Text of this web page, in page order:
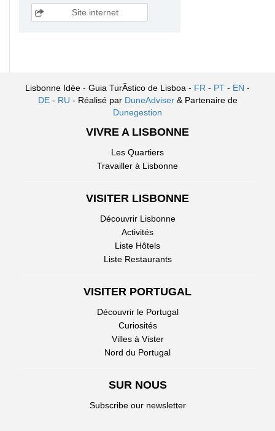
Site internet
Lisbonne Idée - Guia TurÃ­stico de Lisboa - FR - PT - EN -
DE- RU - Réalisé par DuneAdviser & Partenaire de
Dunegestion
VIVRE A LISBONNE
Les Quartiers
Travailler à Lisbonne
VISITER LISBONNE
Découvrir Lisbonne
Activités
Liste Hôtels
Liste Restaurants
VISITER PORTUGAL
Découvrir le Portugal
Curiosités
Villes à Vister
Nord du Portugal
SUR NOUS
Subscribe our newsletter